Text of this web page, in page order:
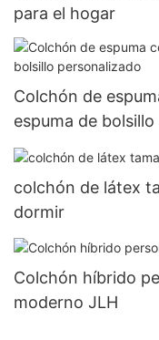
para el hogar
Colchón de
espuma de
colchón de látex
dormir
Colchón híbrido
moderno JLH